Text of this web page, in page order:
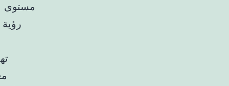
مستوى